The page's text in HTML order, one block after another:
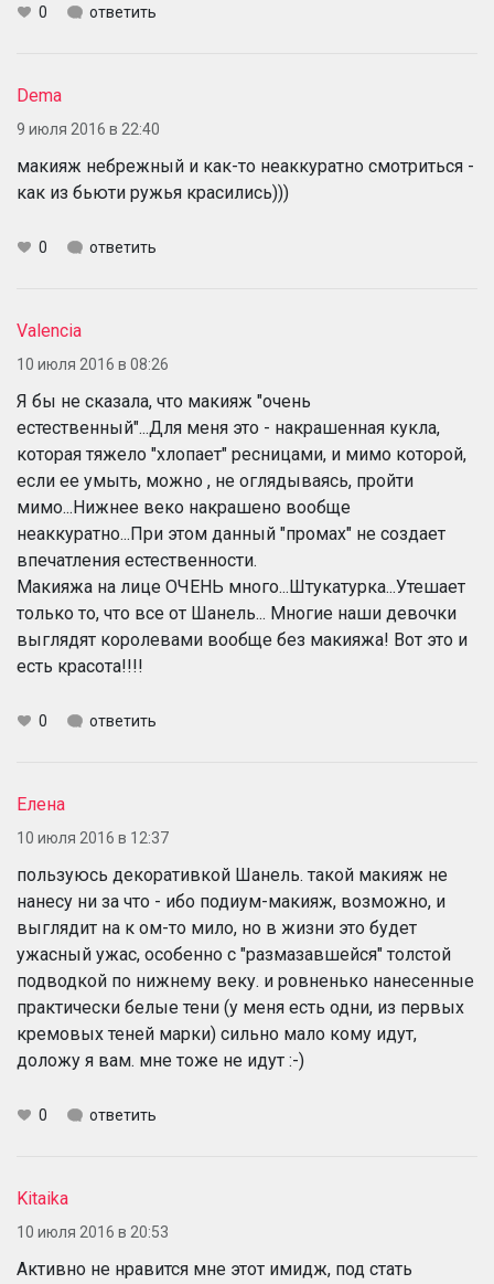
0 ответить
Dema
9 июля 2016 в 22:40
макияж небрежный и как-то неаккуратно смотриться -
как из бьюти ружья красились)))
0 ответить
Valencia
10 июля 2016 в 08:26
Я бы не сказала, что макияж "очень
естественный"...Для меня это - накрашенная кукла,
которая тяжело "хлопает" ресницами, и мимо которой,
если ее умыть, можно , не оглядываясь, пройти
мимо...Нижнее веко накрашено вообще
неаккуратно...При этом данный "промах" не создает
впечатления естественности.
Макияжа на лице ОЧЕНЬ много...Штукатурка...Утешает
только то, что все от Шанель... Многие наши девочки
выглядят королевами вообще без макияжа! Вот это и
есть красота!!!!
0 ответить
Елена
10 июля 2016 в 12:37
пользуюсь декоративкой Шанель. такой макияж не
нанесу ни за что - ибо подиум-макияж, возможно, и
выглядит на к ом-то мило, но в жизни это будет
ужасный ужас, особенно с "размазавшейся" толстой
подводкой по нижнему веку. и ровненько нанесенные
практически белые тени (у меня есть одни, из первых
кремовых теней марки) сильно мало кому идут,
доложу я вам. мне тоже не идут :-)
0 ответить
Kitaika
10 июля 2016 в 20:53
Активно не нравится мне этот имидж, под стать